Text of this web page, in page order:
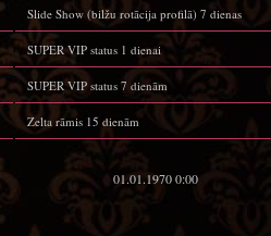
Slide Show (bilžu rotācija profilā) 7 dienas
SUPER VIP status 1 dienai
SUPER VIP status 7 dienām
Zelta rāmis 15 dienām
01.01.1970 0:00